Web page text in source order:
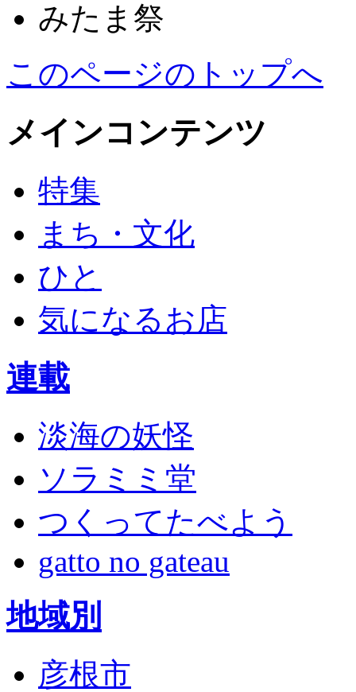
みたま祭
このページのトップへ
メインコンテンツ
特集
まち・文化
ひと
気になるお店
連載
淡海の妖怪
ソラミミ堂
つくってたべよう
gatto no gateau
地域別
彦根市